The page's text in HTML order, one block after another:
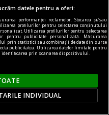
datele pentru a oferi:
performanței reclamelor. Stocarea și/sau
profilurilor pentru selectarea conținutului
Utilizarea profilurilor pentru selectarea
pentru publicitate personalizată. Măsurarea
prin statistici sau combinații de date din surse
publicitatea. Utilizarea datelor limitate pentru
identificarea prin scanarea dispozitivului.
INDIVIDUAL